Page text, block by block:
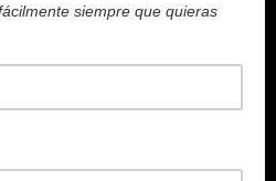
siempre que quieras